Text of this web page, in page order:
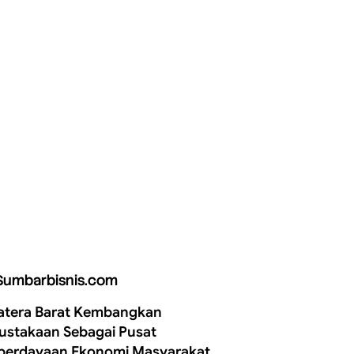
Barat Kembangkan
Sebagai Pusat